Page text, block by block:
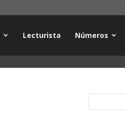
Lecturista Números